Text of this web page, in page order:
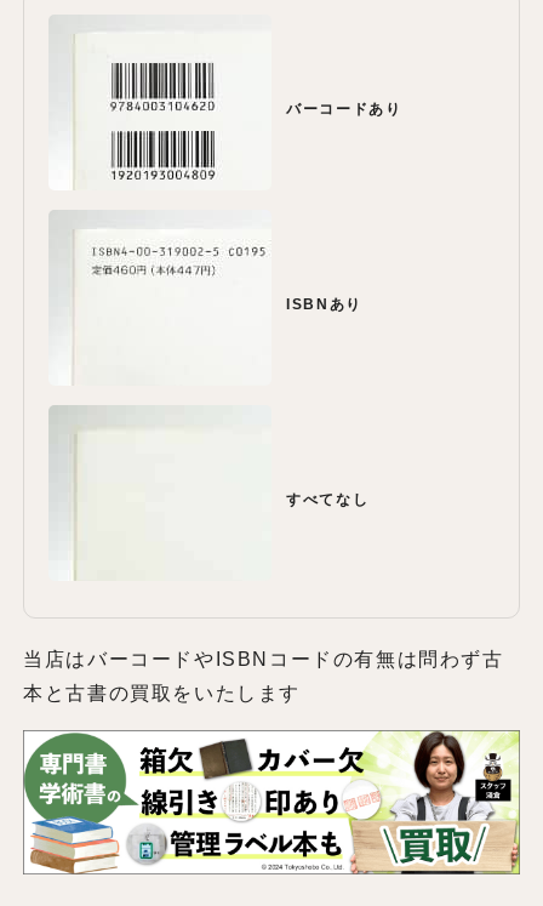
バーコードあり
ISBNあり
すべてなし
当店はバーコードやISBNコードの有無は問わず古
本と古書の買取をいたします